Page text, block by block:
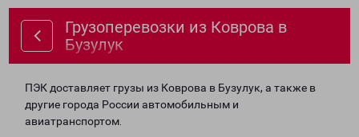
Грузоперевозки из Коврова в
Бузулук
ПЭК доставляет грузы из Коврова в Бузулук, а также в
другие города России автомобильным и
авиатранспортом.